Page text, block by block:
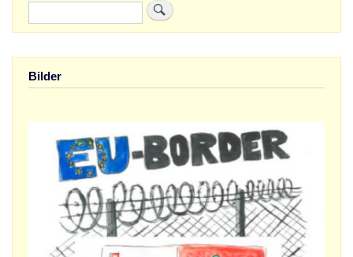
Suche
Bilder